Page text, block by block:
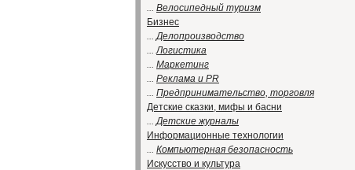
... Велосипедный туризм
Бизнес
...Делопроизводство
...Логистика
... Маркетинг
... Реклама и PR
... Предпринимательство, торговля
Детские сказки, мифы и басни
...Детские журналы
Информационные технологии
... Компьютерная безопасность
Искусство и культура